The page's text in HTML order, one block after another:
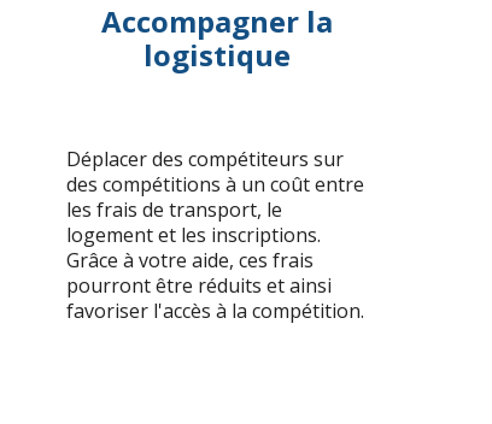
Accompagner la
logistique
Déplacer des compétiteurs sur
des compétitions à un coût entre
les frais de transport, le
logement et les inscriptions.
Grâce à votre aide, ces frais
pourront être réduits et ainsi
favoriser l'accès à la compétition.